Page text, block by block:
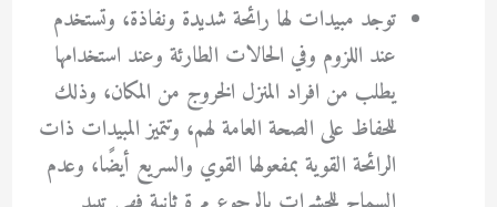
توجد مبيدات لها رائحة شديدة ونفاذة، وتستخدم
عند اللزوم وفي الحالات الطارئة وعند استخدامها
يطلب من افراد المنزل الخروج من المكان، وذلك
للحفاظ على الصحة العامة لهم، وتتميز المبيدات ذات
الرائحة القوية بمفعولها القوي والسريع أيضًا، وعدم